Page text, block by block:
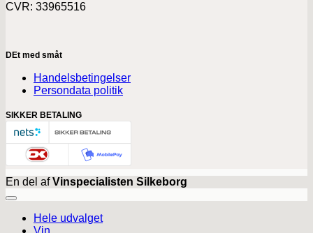
CVR: 33965516
DEt med småt
Handelsbetingelser
Persondata politik
SIKKER BETALING
En del afVinspecialisten Silkeborg
Hele udvalget